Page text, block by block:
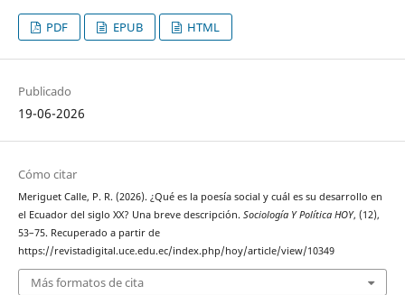
PDF EPUB HTML
Publicado
19-06-2026
Cómo citar
Meriguet Calle, P. R. (2026). ¿Qué es la poesía social y cuál es su desarrollo en
el Ecuador del siglo XX? Una breve descripción. Sociología Y Política HOY, (12),
53–75. Recuperado a partir de
https://revistadigital.uce.edu.ec/index.php/hoy/article/view/10349
Más formatos de cita